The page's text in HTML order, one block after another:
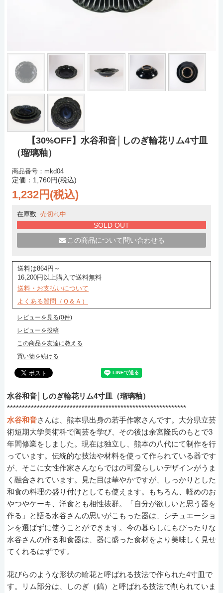
【30%OFF】水谷和音│しのぎ輪花リム4寸皿
（瑠璃釉）
商品番号：mkd04
定価：1,760円(税込)
1,232円(税込)
在庫数: 売切れ中
SOLD OUT
この商品について問い合わせる
送料は864円～
16,200円以上購入で送料無料
送料・お支払いについて
よくある質問（Ｑ＆Ａ）
レビューを見る(0件)
レビューを投稿
この商品を友達に教える
買い物を続ける
水谷和音│しのぎ輪花リム4寸皿（瑠璃釉）
************************************************************
水谷和音さんは、熊本県出身の若手作家さんです。大分県立芸
術短期大学美術科で陶芸を学び、その後は余宮隆氏のもとで3
年間修業をしました。現在は独立し、熊本の八代にて制作を行
っています。伝統的な技法や材料を使って作られている器です
が、そこに女性作家さんならではの可愛らしいデザインがうま
く融合されています。見た目は華やかですが、しっかりとした
和食の料理の盛り付けとしても使えます。もちろん、軽めのお
やつやケーキ、洋食とも相性抜群。「自分が欲しいと思う器を
作る」と語る水谷さんの思いがこもった器は、シチュエーショ
ンを選ばずに使うことができます。今の暮らしにもぴったりな
水谷さんの作る和食器は、器に盛った食材をより美味しく見せ
てくれるはずです。
花びらのような形状の輪花と呼ばれる技法で作られた4寸皿で
す。リム部分は、しのぎ（鎬）と呼ばれる技法で削られていま